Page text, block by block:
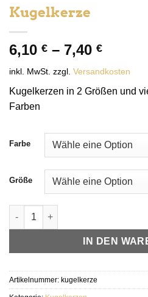
Kugelkerze
6,10 € – 7,40 €
inkl. MwSt. zzgl. Versandkosten
Kugelkerzen in 2 Größen und
Farben
Farbe
Größe
Kugelkerze Menge
IN DEN
Artikelnummer: kugelkerze